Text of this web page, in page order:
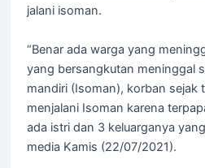
jalani isoman.
“Benar ada warga yang
yang bersangkutan meninggal
mandiri (Isoman), korban sejak
menjalani Isoman karena
ada istri dan 3 keluarganya
media Kamis (22/07/2021).